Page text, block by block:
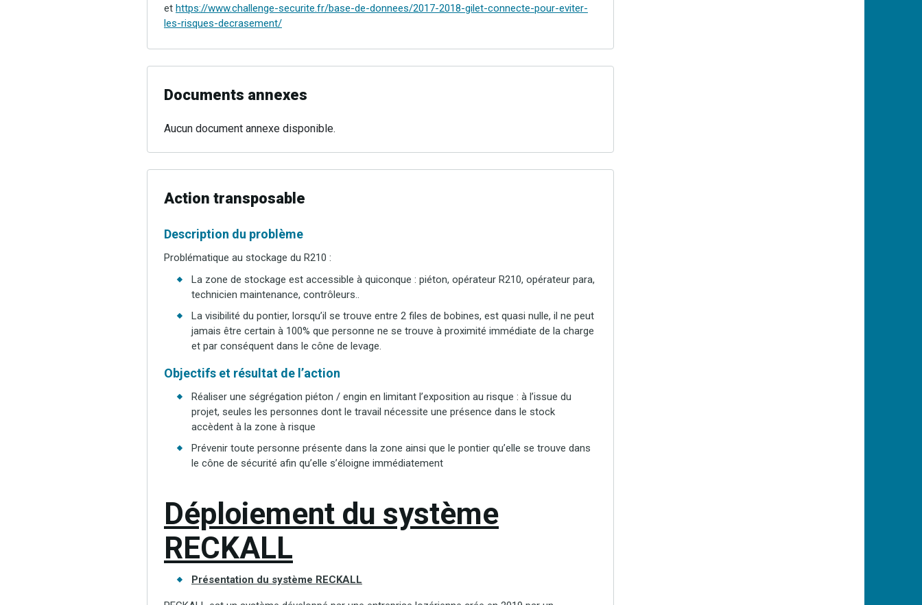
et https://www.challenge-securite.fr/base-de-donnees/2017-2018-gilet-connecte-pour-eviter-
les-risques-decrasement/
Documents annexes
Aucun document annexe disponible.
Action transposable
Description du problème
Problématique au stockage du R210 :
La zone de stockage est accessible à quiconque : piéton, opérateur R210, opérateur para,
technicien maintenance, contrôleurs..
La visibilité du pontier, lorsqu’il se trouve entre 2 files de bobines, est quasi nulle, il ne peut
jamais être certain à 100% que personne ne se trouve à proximité immédiate de la charge
et par conséquent dans le cône de levage.
Objectifs et résultat de l’action
Réaliser une ségrégation piéton / engin en limitant l’exposition au risque : à l’issue du
projet, seules les personnes dont le travail nécessite une présence dans le stock
accèdent à la zone à risque
Prévenir toute personne présente dans la zone ainsi que le pontier qu’elle se trouve dans
le cône de sécurité afin qu’elle s’éloigne immédiatement
Déploiement du système
RECKALL
Présentation du système RECKALL